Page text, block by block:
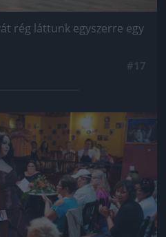
rég láttunk egyszerre egy
kép!